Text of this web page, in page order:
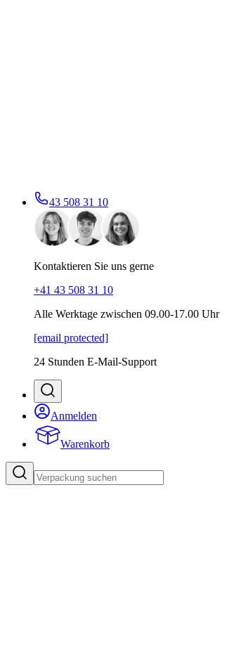
43 508 31 10
Kontaktieren Sie uns gerne
+41 43 508 31 10
Alle Werktage zwischen 09.00-17.00 Uhr
[email protected]
24 Stunden E-Mail-Support
Anmelden
Warenkorb